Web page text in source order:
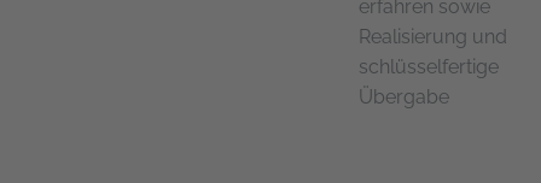
erfahren sowie
Realisierung und
schlüsselfertige
Übergabe